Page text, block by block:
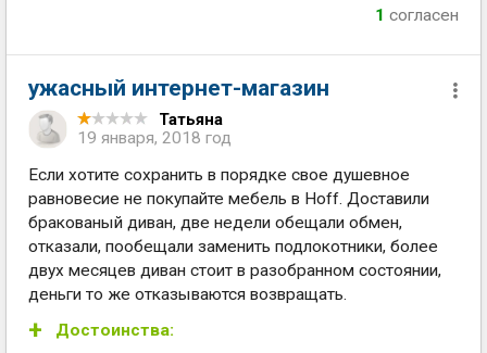
1 согласен
ужасный интернет-магазин
Татьяна
19 января, 2018 год
Если хотите сохранить в порядке свое душевное
равновесие не покупайте мебель в Hoff. Доставили
бракованый диван, две недели обещали обмен,
отказали, пообещали заменить подлокотники, более
двух месяцев диван стоит в разобранном состоянии,
деньги то же отказываются возвращать.
Достоинства: